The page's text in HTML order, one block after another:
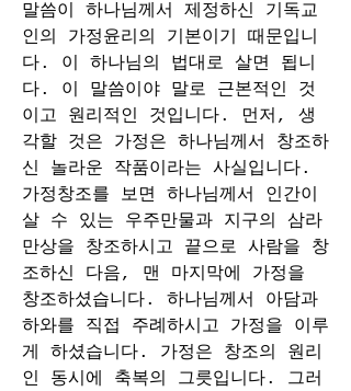
말씀이 하나님께서 제정하신 기독교
인의 가정윤리의 기본이기 때문입니
다. 이 하나님의 법대로 살면 됩니
다. 이 말씀이야 말로 근본적인 것
이고 원리적인 것입니다. 먼저, 생
각할 것은 가정은 하나님께서 창조하
신 놀라운 작품이라는 사실입니다.
가정창조를 보면 하나님께서 인간이
살 수 있는 우주만물과 지구의 삼라
만상을 창조하시고 끝으로 사람을 창
조하신 다음, 맨 마지막에 가정을
창조하셨습니다. 하나님께서 아담과
하와를 직접 주례하시고 가정을 이루
게 하셨습니다. 가정은 창조의 원리
인 동시에 축복의 그릇입니다. 그러